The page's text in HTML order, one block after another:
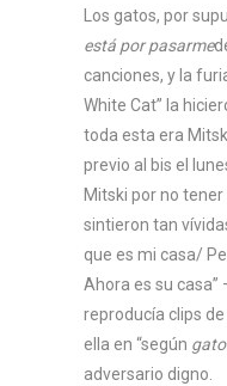
Los gatos, por
está por pasarme
canciones, y la
White Cat” la
toda esta era
previo al bis el
Mitski por no
sintieron tan
que es mi casa/
Ahora es su casa”
reproducía clips
ella en “según
adversario digno.